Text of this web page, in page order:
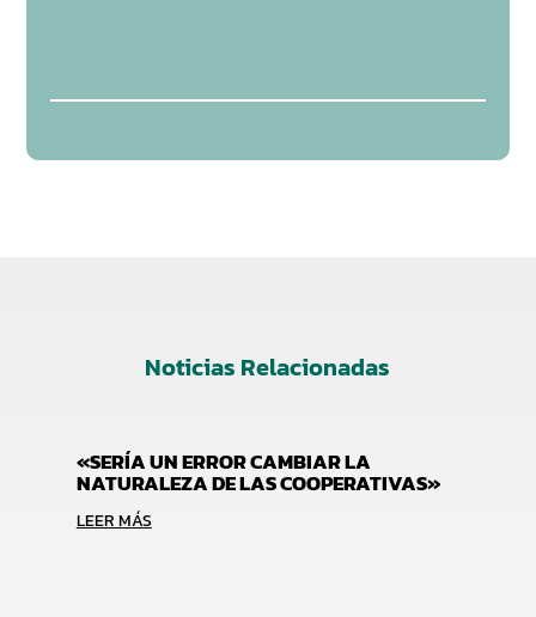
Noticias Relacionadas
«SERÍA UN ERROR CAMBIAR LA
NATURALEZA DE LAS COOPERATIVAS»
LEER MÁS